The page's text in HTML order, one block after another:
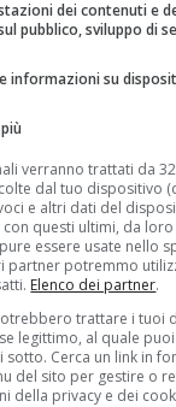
Signore,
e Gemma
ritrovato l’intesa
Landi
Gemma
è ancora
di dichiararsi,
più i suoi
dei contenuti e
pubblico, sviluppo di
informazioni su
verranno trattati da
dal tuo dispositivo
e altri dati del
questi ultimi, da loro
essere usate nello
partner potremmo
Elenco dei partner.
trattare i tuoi
legittimo, al quale
sotto. Cerca un link in
del sito per gestire o
della privacy e dei